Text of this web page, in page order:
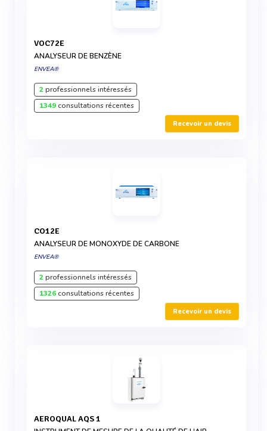
VOC72E
ANALYSEUR DE BENZÈNE
ENVEA®
2professionnels intéressés
1349consultations récentes
Recevoir un devis
CO12E
ANALYSEUR DE MONOXYDE DE CARBONE
ENVEA®
2professionnels intéressés
1326consultations récentes
Recevoir un devis
AEROQUAL AQS 1